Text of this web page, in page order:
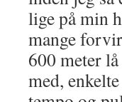
lige på min
mange
600 meter
med,